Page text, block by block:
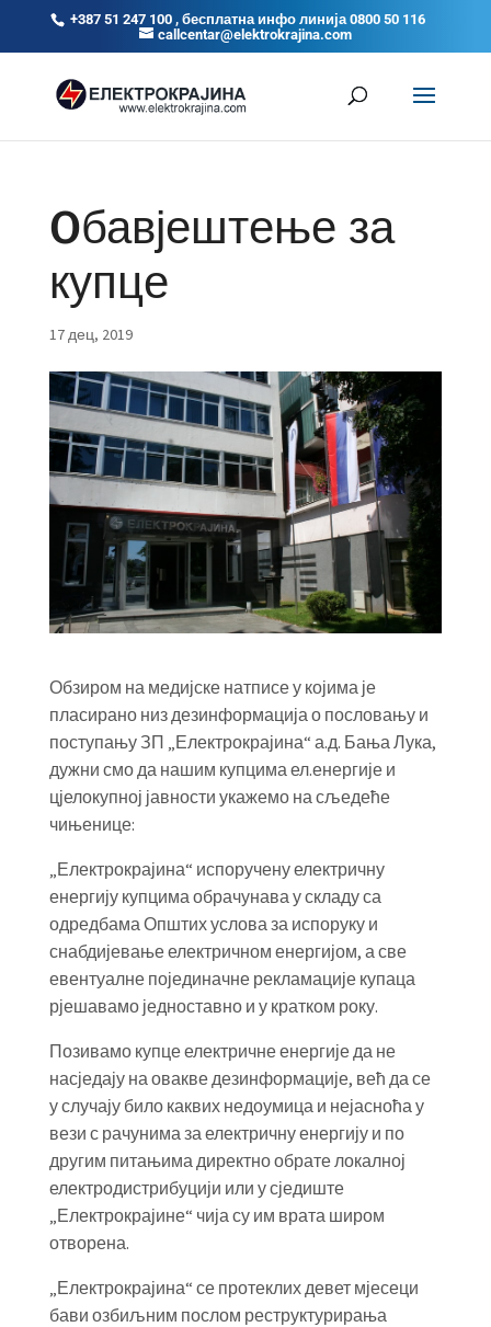
+387 51 247 100 , бесплатна инфо линија 0800 50 116
callcentar@elektrokrajina.com
Oбавјештење за
купце
17 дец, 2019
Обзиром на медијске натписе у којима је
пласирано низ дезинформација о пословању и
поступању ЗП „Електрокрајина“ а.д. Бања Лука,
дужни смо да нашим купцима ел.енергије и
цјелокупној јавности укажемо на сљедеће
чињенице:
„Електрокрајина“ испоручену електричну
енергију купцима обрачунава у складу са
одредбама Општих услова за испоруку и
снабдијевање електричном енергијом, а све
евентуалне појединачне рекламације купаца
рјешавамо једноставно и у кратком року.
Позивамо купце електричне енергије да не
насједају на овакве дезинформације, већ да се
у случају било каквих недоумица и нејасноћа у
вези с рачунима за електричну енергију и по
другим питањима директно обрате локалној
електродистрибуцији или у сједиште
„Електрокрајине“ чија су им врата широм
отворена.
„Електрокрајина“ се протеклих девет мјесеци
бави озбиљним послом реструктурирања